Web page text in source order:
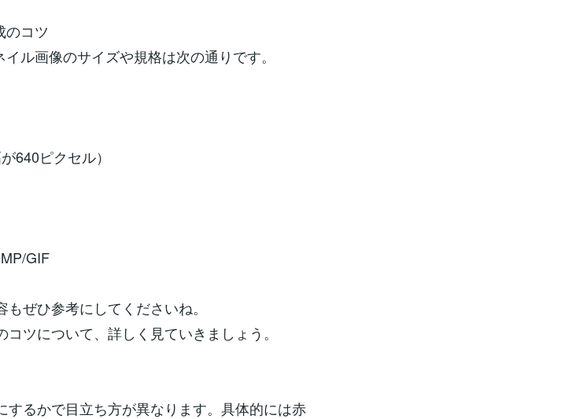
のコツ
ル画像のサイズや規格は次の通りです。
640ピクセル）
GIF
ぜひ参考にしてくださいね。
ツについて、詳しく見ていきましょう。
するかで目立ち方が異なります。具体的には赤